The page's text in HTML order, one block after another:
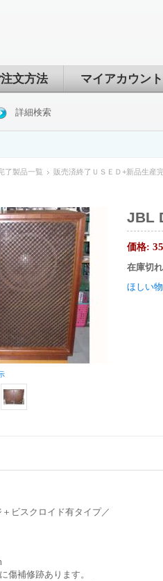
文方法 マイアカウント
詳細検索
了製品一覧 販売済終了ＵＳＥＤ+新品生産
JBL
価格:
在庫切れ
ほしい
ビスクロイド有タイプ／
傷補修跡あります。